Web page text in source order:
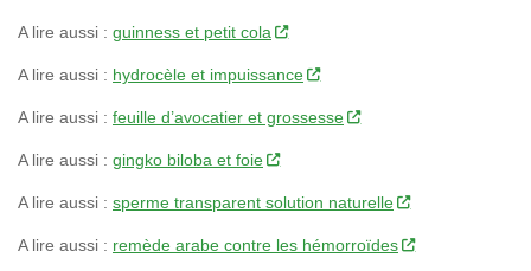
A lire aussi : guinness et petit cola
A lire aussi : hydrocèle et impuissance
A lire aussi : feuille d’avocatier et grossesse
A lire aussi : gingko biloba et foie
A lire aussi : sperme transparent solution naturelle
A lire aussi : remède arabe contre les hémorroïdes